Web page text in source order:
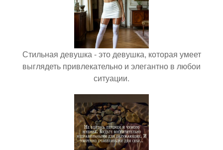
Стильная девушка - это девушка, которая умеет
выглядеть привлекательно и элегантно в любои
ситуации.